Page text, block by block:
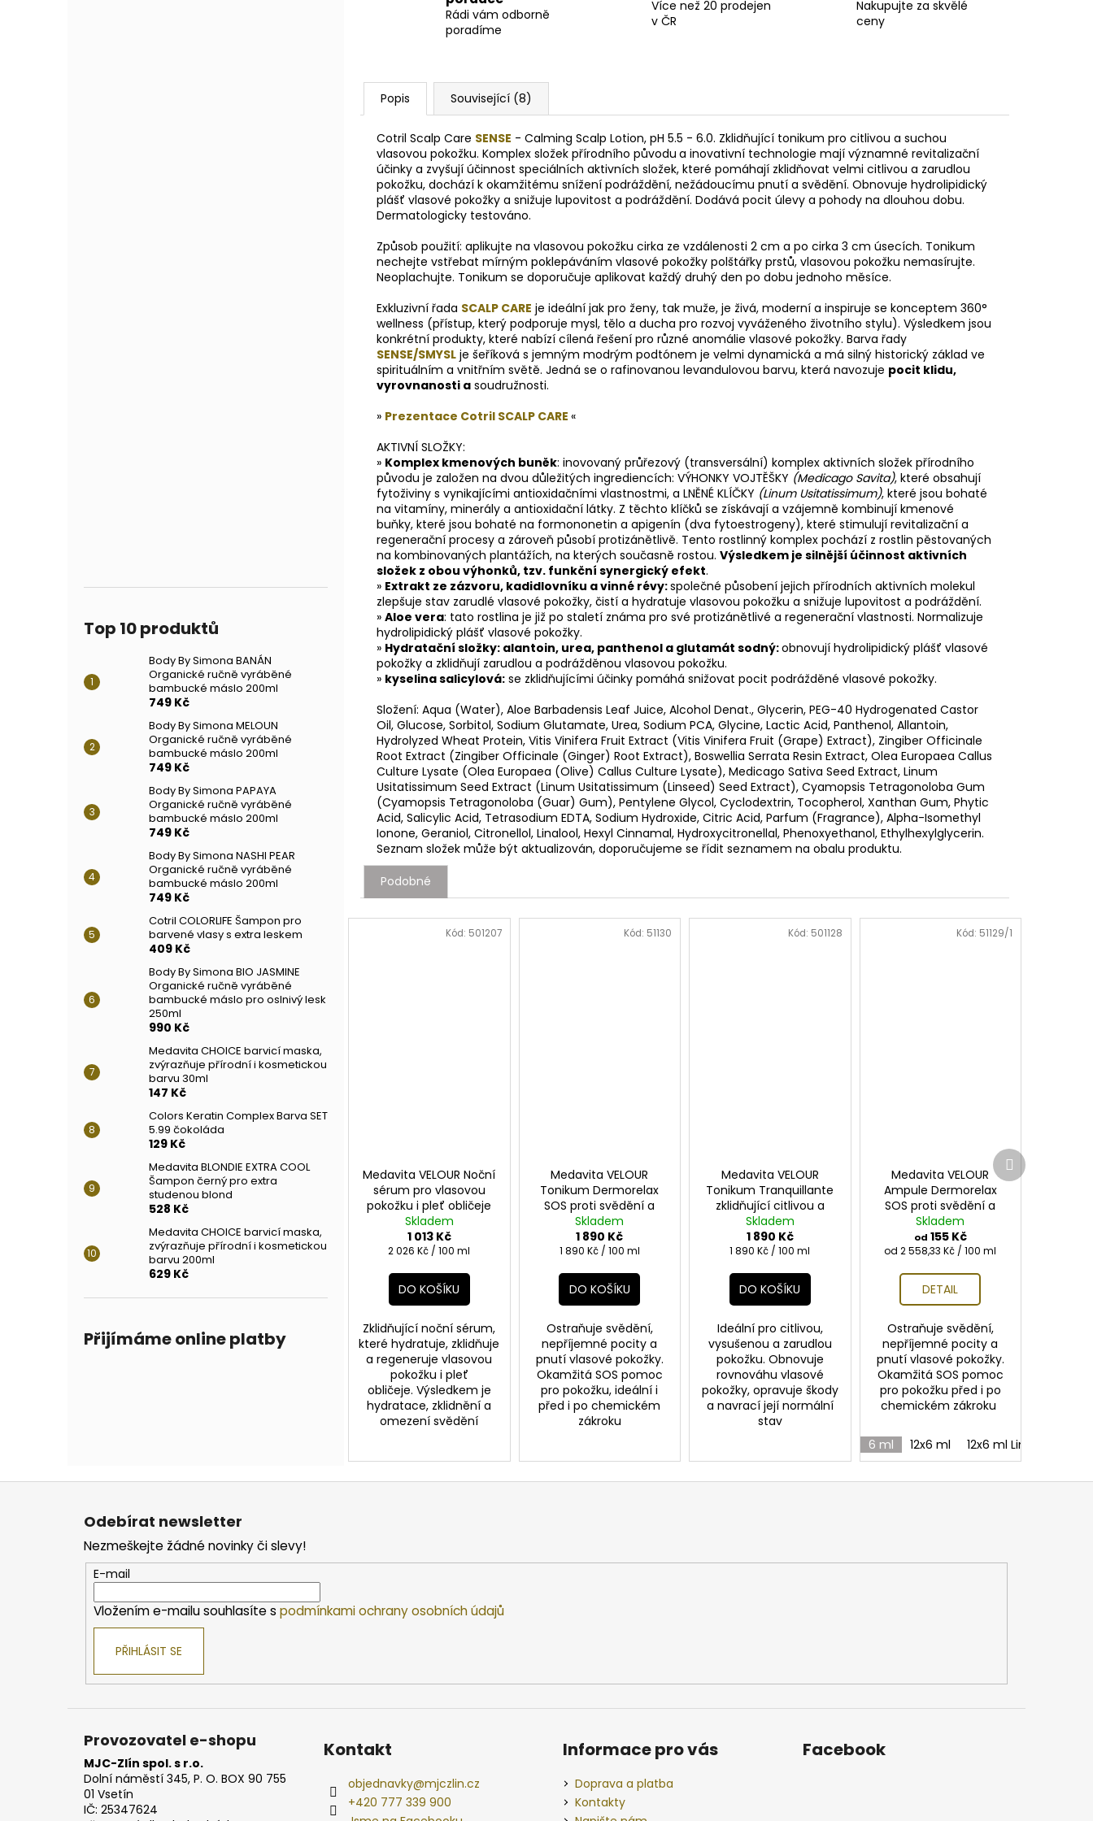
Top 10 produktů
Body By Simona BANÁN
Organické ručně vyráběné
bambucké máslo 200ml
749 Kč
Body By Simona MELOUN
Organické ručně vyráběné
bambucké máslo 200ml
749 Kč
Body By Simona PAPAYA
Organické ručně vyráběné
bambucké máslo 200ml
749 Kč
Body By Simona NASHI PEAR
Organické ručně vyráběné
bambucké máslo 200ml
749 Kč
Cotril COLORLIFE Šampon pro
barvené vlasy s extra leskem
409 Kč
Body By Simona BIO JASMINE
Organické ručně vyráběné
bambucké máslo pro oslnivý lesk
250ml
990 Kč
Medavita CHOICE barvicí maska,
zvýrazňuje přírodní i kosmetickou
barvu 30ml
147 Kč
Colors Keratin Complex Barva SET
5.99 čokoláda
129 Kč
Medavita BLONDIE EXTRA COOL
Šampon černý pro extra
studenou blond
528 Kč
Medavita CHOICE barvicí maska,
zvýrazňuje přírodní i kosmetickou
barvu 200ml
629 Kč
Přijímáme online platby
Rádi vám odborně
poradíme
Více než 20 prodejen
v ČR
Nakupujte za skvělé
ceny
Popis Související (8)
Cotril Scalp Care SENSE - Calming Scalp Lotion, pH 5.5 - 6.0. Zklidňující tonikum pro citlivou a suchou
vlasovou pokožku. Komplex složek přírodního původu a inovativní technologie mají významné revitalizační
účinky a zvyšují účinnost speciálních aktivních složek, které pomáhají zklidňovat velmi citlivou a zarudlou
pokožku, dochází k okamžitému snížení podráždění, nežádoucímu pnutí a svědění. Obnovuje hydrolipidický
plášť vlasové pokožky a snižuje lupovitost a podráždění. Dodává pocit úlevy a pohody na dlouhou dobu.
Dermatologicky testováno.
Způsob použití: aplikujte na vlasovou pokožku cirka ze vzdálenosti 2 cm a po cirka 3 cm úsecích. Tonikum
nechejte vstřebat mírným poklepáváním vlasové pokožky polštářky prstů, vlasovou pokožku nemasírujte.
Neoplachujte. Tonikum se doporučuje aplikovat každý druhý den po dobu jednoho měsíce.
Exkluzivní řada SCALP CARE je ideální jak pro ženy, tak muže, je živá, moderní a inspiruje se konceptem 360°
wellness (přístup, který podporuje mysl, tělo a ducha pro rozvoj vyváženého životního stylu). Výsledkem jsou
konkrétní produkty, které nabízí cílená řešení pro různé anomálie vlasové pokožky. Barva řady
SENSE/SMYSL je šeříková s jemným modrým podtónem je velmi dynamická a má silný historický základ ve
spirituálním a vnitřním světě. Jedná se o rafinovanou levandulovou barvu, která navozuje pocit klidu,
vyrovnanosti a soudružnosti.
» Prezentace Cotril SCALP CARE «
AKTIVNÍ SLOŽKY:
» Komplex kmenových buněk: inovovaný průřezový (transversální) komplex aktivních složek přírodního
původu je založen na dvou důležitých ingrediencích: VÝHONKY VOJTĚŠKY (Medicago Savita), které obsahují
fytoživiny s vynikajícími antioxidačními vlastnostmi, a LNĚNÉ KLÍČKY (Linum Usitatissimum), které jsou bohaté
na vitamíny, minerály a antioxidační látky. Z těchto klíčků se získávají a vzájemně kombinují kmenové
buňky, které jsou bohaté na formononetin a apigenín (dva fytoestrogeny), které stimulují revitalizační a
regenerační procesy a zároveň působí protizánětlivě. Tento rostlinný komplex pochází z rostlin pěstovaných
na kombinovaných plantážích, na kterých současně rostou. Výsledkem je silnější účinnost aktivních
složek z obou výhonků, tzv. funkční synergický efekt.
» Extrakt ze zázvoru, kadidlovníku a vinné révy:společné působení jejich přírodních aktivních molekul
zlepšuje stav zarudlé vlasové pokožky, čistí a hydratuje vlasovou pokožku a snižuje lupovitost a podráždění.
» Aloe vera: tato rostlina je již po staletí známa pro své protizánětlivé a regenerační vlastnosti. Normalizuje
hydrolipidický plášť vlasové pokožky.
» Hydratační složky: alantoin, urea, panthenol a glutamát sodný:obnovují hydrolipidický plášť vlasové
pokožky a zklidňují zarudlou a podrážděnou vlasovou pokožku.
» kyselina salicylová: se zklidňujícími účinky pomáhá snižovat pocit podrážděné vlasové pokožky.
Složení: Aqua (Water), Aloe Barbadensis Leaf Juice, Alcohol Denat., Glycerin, PEG-40 Hydrogenated Castor
Oil, Glucose, Sorbitol, Sodium Glutamate, Urea, Sodium PCA, Glycine, Lactic Acid, Panthenol, Allantoin,
Hydrolyzed Wheat Protein, Vitis Vinifera Fruit Extract (Vitis Vinifera Fruit (Grape) Extract), Zingiber Officinale
Root Extract (Zingiber Officinale (Ginger) Root Extract), Boswellia Serrata Resin Extract, Olea Europaea Callus
Culture Lysate (Olea Europaea (Olive) Callus Culture Lysate), Medicago Sativa Seed Extract, Linum
Usitatissimum Seed Extract (Linum Usitatissimum (Linseed) Seed Extract), Cyamopsis Tetragonoloba Gum
(Cyamopsis Tetragonoloba (Guar) Gum), Pentylene Glycol, Cyclodextrin, Tocopherol, Xanthan Gum, Phytic
Acid, Salicylic Acid, Tetrasodium EDTA, Sodium Hydroxide, Citric Acid, Parfum (Fragrance), Alpha-Isomethyl
Ionone, Geraniol, Citronellol, Linalool, Hexyl Cinnamal, Hydroxycitronellal, Phenoxyethanol, Ethylhexylglycerin.
Seznam složek může být aktualizován, doporučujeme se řídit seznamem na obalu produktu.
Podobné
Medavita VELOUR Noční
sérum pro vlasovou
pokožku i pleť obličeje
50ml
Skladem
1 013 Kč
Měrná
2 026 Kč / 100 ml
DO KOŠÍKU
Zklidňující noční sérum,
které hydratuje, zklidňuje
a regeneruje vlasovou
pokožku i pleť
obličeje. Výsledkem je
hydratace, zklidnění a
omezení svědění
Kód: 501207
Medavita VELOUR
Tonikum Dermorelax
SOS proti svědění a
podráždění vlasové
pokožky 100ml
Skladem
1 890 Kč
Měrná
1 890 Kč / 100 ml
DO KOŠÍKU
Ostraňuje svědění,
nepříjemné pocity a
pnutí vlasové pokožky.
Okamžitá SOS pomoc
pro pokožku, ideální i
před i po chemickém
zákroku
Kód: 51130
Medavita VELOUR
Tonikum Tranquillante
zklidňující citlivou a
podrážděnou pokožku
100ml
Skladem
1 890 Kč
Měrná
1 890 Kč / 100 ml
DO KOŠÍKU
Ideální pro citlivou,
vysušenou a zarudlou
pokožku. Obnovuje
rovnováhu vlasové
pokožky, opravuje škody
a navrací její normální
stav
Kód: 501128
Medavita VELOUR
Ampule Dermorelax
SOS proti svědění a
podráždění vlasové
pokožky
Skladem
od 155 Kč
Měrná
od 2 558,33 Kč / 100 ml
DETAIL
Ostraňuje svědění,
nepříjemné pocity a
pnutí vlasové pokožky.
Okamžitá SOS pomoc
pro pokožku před i po
chemickém zákroku
6 ml 12x6 ml 12x6 ml Lim60
Kód: 51129/1
Další
produkt
Z
Odebírat newsletter
Nezmeškejte žádné novinky či slevy!
E-mail
Vložením e-mailu souhlasíte s podmínkami ochrany osobních údajů
PŘIHLÁSIT SE
Provozovatel e-shopu
MJC-Zlín spol. s r.o.
Dolní náměstí 345, P. O. BOX 90 755
01 Vsetín
IČ: 25347624
Kontakt
objednavky@mjczlin.cz
+420 777 339 900
Informace pro vás
Doprava a platba
Kontakty
Facebook